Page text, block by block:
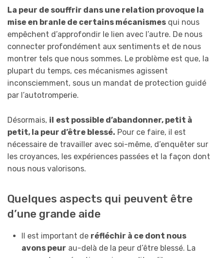
La peur de souffrir dans une relation provoque la
mise en branle de certains mécanismes qui nous
empêchent d’approfondir le lien avec l’autre. De nous
connecter profondément aux sentiments et de nous
montrer tels que nous sommes. Le problème est que, la
plupart du temps, ces mécanismes agissent
inconsciemment, sous un mandat de protection guidé
par l’autotromperie.
Désormais, il est possible d’abandonner, petit à
petit, la peur d’être blessé. Pour ce faire, il est
nécessaire de travailler avec soi-même, d’enquêter sur
les croyances, les expériences passées et la façon dont
nous nous valorisons.
Quelques aspects qui peuvent être
d’une grande aide
Il est important de réfléchir à ce dont nous
avons peur au-delà de la peur d’être blessé. La